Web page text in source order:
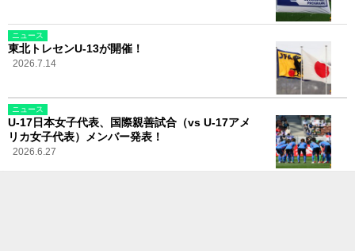
ニュース
東北トレセンU-13が開催！
2026.7.14
ニュース
U-17日本女子代表、国際親善試合（vs U-17アメ
リカ女子代表）メンバー発表！
2026.6.27